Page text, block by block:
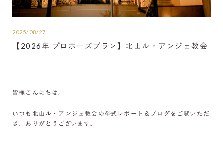
2025/08/27
【2026年 プロポーズプラン】北山ル・アンジェ教会
皆様こんにちは。
いつも北山ル・アンジェ教会の挙式レポート＆ブログをご覧いただ
き、ありがとうございます。